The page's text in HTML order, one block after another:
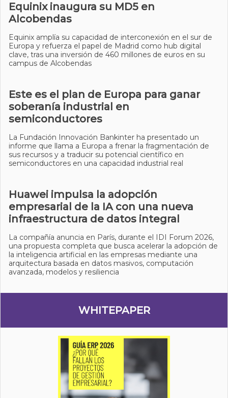
Equinix inaugura su MD5 en
Alcobendas
Equinix amplía su capacidad de interconexión en el sur de
Europa y refuerza el papel de Madrid como hub digital
clave, tras una inversión de 460 millones de euros en su
campus de Alcobendas
Este es el plan de Europa para ganar
soberanía industrial en
semiconductores
La Fundación Innovación Bankinter ha presentado un
informe que llama a Europa a frenar la fragmentación de
sus recursos y a traducir su potencial científico en
semiconductores en una capacidad industrial real
Huawei impulsa la adopción
empresarial de la IA con una nueva
infraestructura de datos integral
La compañía anuncia en París, durante el IDI Forum 2026,
una propuesta completa que busca acelerar la adopción de
la inteligencia artificial en las empresas mediante una
arquitectura basada en datos masivos, computación
avanzada, modelos y resiliencia
WHITEPAPER